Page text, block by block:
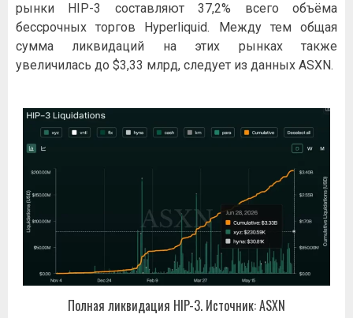
рынки HIP-3 составляют 37,2% всего объёма
бессрочных торгов Hyperliquid. Между тем общая
сумма ликвидаций на этих рынках также
увеличилась до $3,33 млрд, следует из данных ASXN.
Полная ликвидация HIP-3. Источник: ASXN